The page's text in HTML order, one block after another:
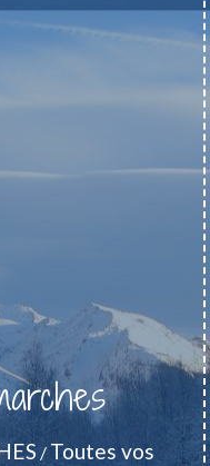
/ Toutes vos